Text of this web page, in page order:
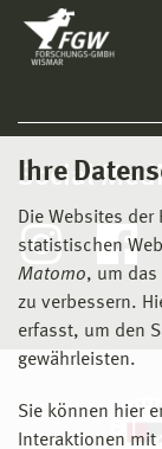
Ihre
Die Websites
statistischen
Matomo, um das
zu verbessern.
erfasst, um den
gewährleisten.
Sie können hier
Interaktionen
Social